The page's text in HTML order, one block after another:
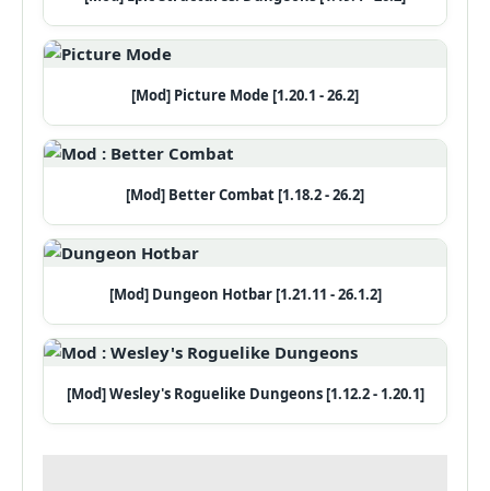
[Mod] Picture Mode [1.20.1 - 26.2]
[Mod] Better Combat [1.18.2 - 26.2]
[Mod] Dungeon Hotbar [1.21.11 - 26.1.2]
[Mod] Wesley's Roguelike Dungeons [1.12.2 - 1.20.1]